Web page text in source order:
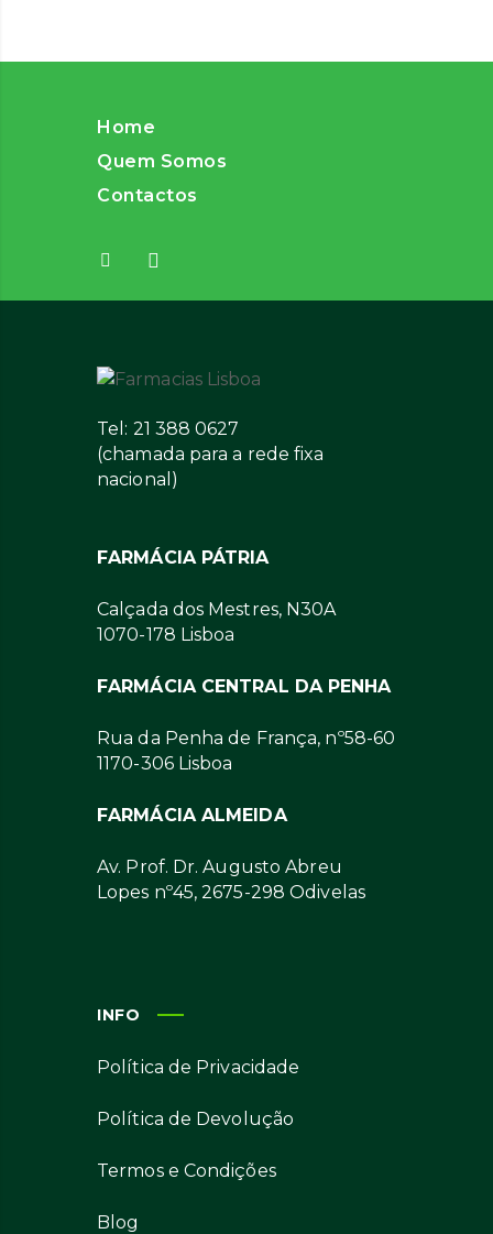
Home
Quem Somos
Contactos
Tel: 21 388 0627
(chamada para a rede fixa
nacional)
FARMÁCIA PÁTRIA
Calçada dos Mestres, N30A
1070-178 Lisboa
FARMÁCIA CENTRAL DA PENHA
Rua da Penha de França, nº58-60
1170-306 Lisboa
FARMÁCIA ALMEIDA
Av. Prof. Dr. Augusto Abreu
Lopes nº45, 2675-298 Odivelas
INFO
Política de Privacidade
Política de Devolução
Termos e Condições
Blog